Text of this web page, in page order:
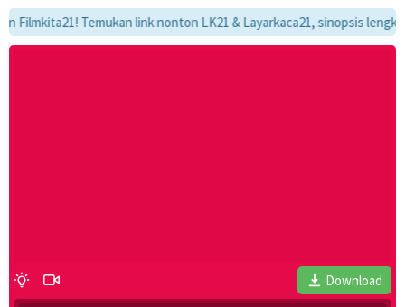
Temukan link nonton LK21 & Layarkaca21, sinopsis
Download